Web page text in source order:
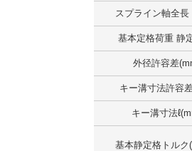
スプライン軸全長
基本定格荷重 静
外径許容差
キー溝寸法許容
キー溝寸法
基本静定格トルク